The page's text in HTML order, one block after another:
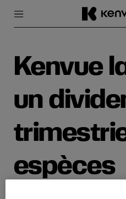
contenu
Kenvue
un
espèces